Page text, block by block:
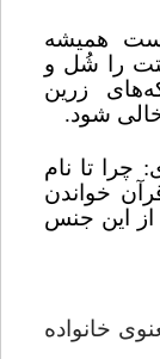
همیشه
را شُل و
زرین
شود.
چرا تا نام
خواندن
این جنس
خانواده